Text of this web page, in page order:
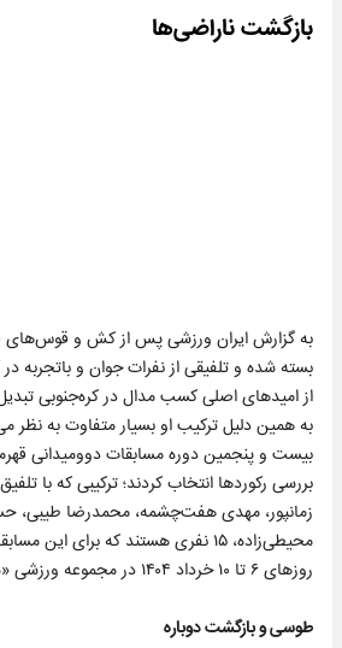
بازگشت ناراضی‌ها
بسته شده و تلفیقی از نفرات جوان و باتجربه
از امیدهای اصلی کسب مدال در کره‌جنوبی
به همین دلیل ترکیب او بسیار متفاوت به نظر
بررسی رکوردها انتخاب کردند؛ ترکیبی که با
زمانپور، مهدی هفت‌چشمه، محمدرضا طیبی،
محیطی‌زاده، ۱۵ نفری هستند که
روزهای ۶ تا ۱۰ خرداد ۱۴۰۴ در مجموعه ورزشی «سیویک» شهر گومی کره جنوبی برگزار می‌شود.
طوسی و بازگشت دوباره